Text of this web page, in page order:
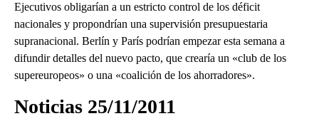
Ejecutivos obligarían a un estricto control de los déficit
nacionales y propondrían una supervisión presupuestaria
supranacional. Berlín y París podrían empezar esta semana a
difundir detalles del nuevo pacto, que crearía un «club de los
supereuropeos» o una «coalición de los ahorradores».
Noticias 25/11/2011